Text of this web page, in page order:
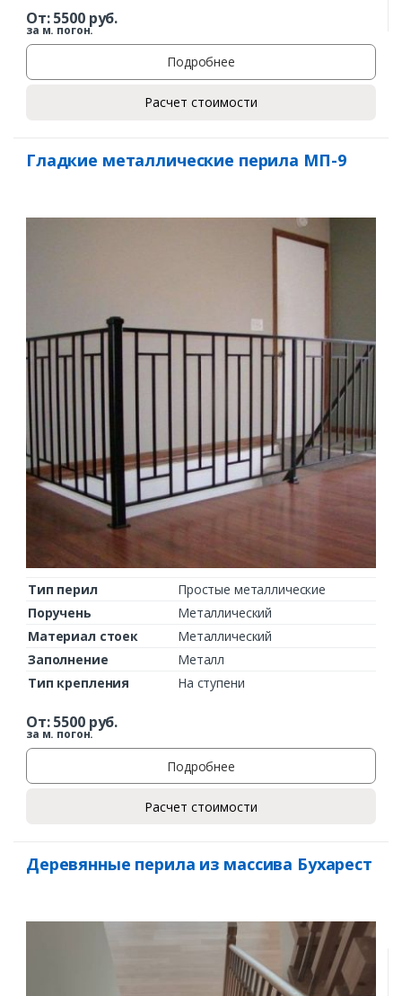
От:5500руб.
за м. погон.
Подробнее
Расчет стоимости
Гладкие металлические перила МП-9
Тип перил
Простые металлические
Поручень
Металлический
Материал стоек
Металлический
Заполнение
Металл
Тип крепления
На ступени
От:5500руб.
за м. погон.
Подробнее
Расчет стоимости
Деревянные перила из массива Бухарест